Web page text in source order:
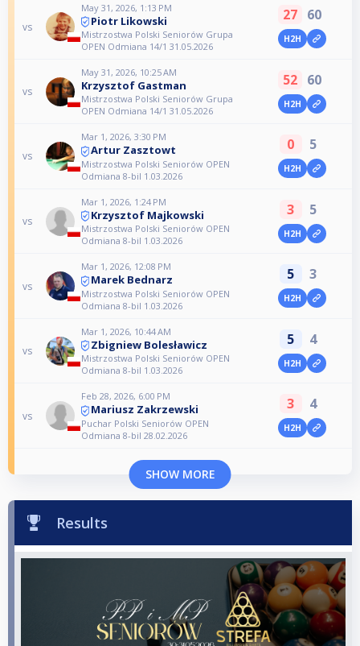
vs
May 31, 2026, 1:13 PM
Piotr Likowski
Mistrzostwa Polski Seniorów Grupa
OPEN Odmiana 14/1 31.05.2026
27 60
H2H
vs
May 31, 2026, 10:25 AM
Krzysztof Gastman
Mistrzostwa Polski Seniorów Grupa
OPEN Odmiana 14/1 31.05.2026
52 60
H2H
vs
Mar 1, 2026, 3:30 PM
Artur Zasztowt
Mistrzostwa Polski Seniorów OPEN
Odmiana 8-bil 1.03.2026
0 5
H2H
vs
Mar 1, 2026, 1:24 PM
Krzysztof Majkowski
Mistrzostwa Polski Seniorów OPEN
Odmiana 8-bil 1.03.2026
3 5
H2H
vs
Mar 1, 2026, 12:08 PM
Marek Bednarz
Mistrzostwa Polski Seniorów OPEN
Odmiana 8-bil 1.03.2026
5 3
H2H
vs
Mar 1, 2026, 10:44 AM
Zbigniew Bolesławicz
Mistrzostwa Polski Seniorów OPEN
Odmiana 8-bil 1.03.2026
5 4
H2H
vs
Feb 28, 2026, 6:00 PM
Mariusz Zakrzewski
Puchar Polski Seniorów OPEN
Odmiana 8-bil 28.02.2026
3 4
H2H
SHOW MORE
Results